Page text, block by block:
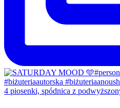
4 piosenki, spódnica z